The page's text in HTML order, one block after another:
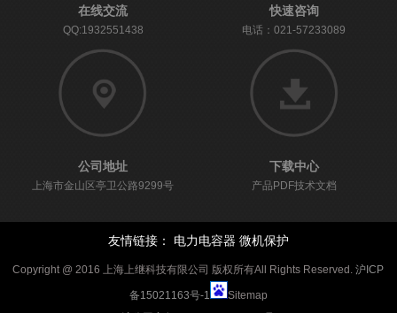
在线交流
QQ:1932551438
快速咨询
电话：021-57233089
公司地址
上海市金山区亭卫公路9299号
下载中心
产品PDF技术文档
友情链接： 电力电容器 微机保护
Copyright @ 2016 上海上继科技有限公司 版权所有All Rights Reserved.沪ICP
备15021163号-1
Sitemap